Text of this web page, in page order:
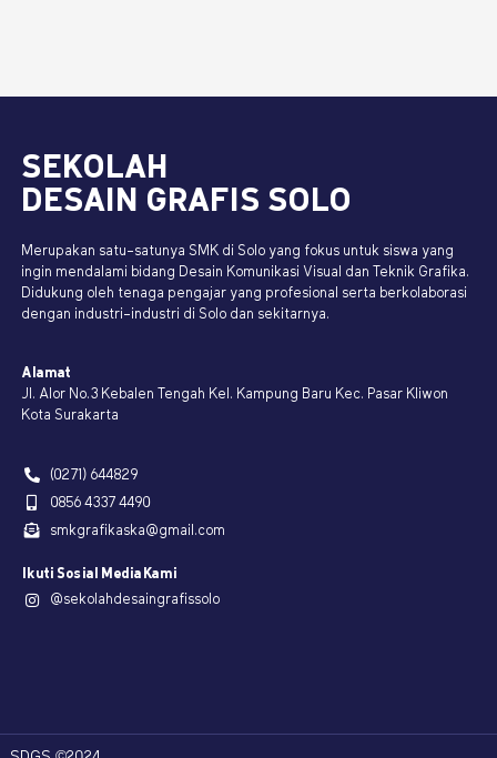
SEKOLAH
DESAIN GRAFIS SOLO
Merupakan satu-satunya SMK di Solo yang fokus untuk siswa yang
ingin mendalami bidang Desain Komunikasi Visual dan Teknik Grafika.
Didukung oleh tenaga pengajar yang profesional serta berkolaborasi
dengan industri-industri di Solo dan sekitarnya.
Alamat
Jl. Alor No.3 Kebalen Tengah Kel. Kampung Baru Kec. Pasar Kliwon
Kota Surakarta
(0271) 644829
0856 4337 4490
smkgrafikaska@gmail.com
Ikuti Sosial Media Kami
@sekolahdesaingrafissolo